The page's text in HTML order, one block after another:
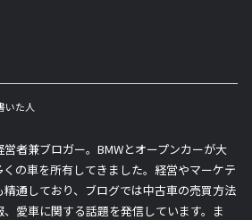
いた人
者兼ブロガー。BMWとオープンカーが大
くの車を所有してきました。経営やマーケテ
精通しており、ブログでは中古車の売買方法
、愛車に関する話題を発信しています。ま